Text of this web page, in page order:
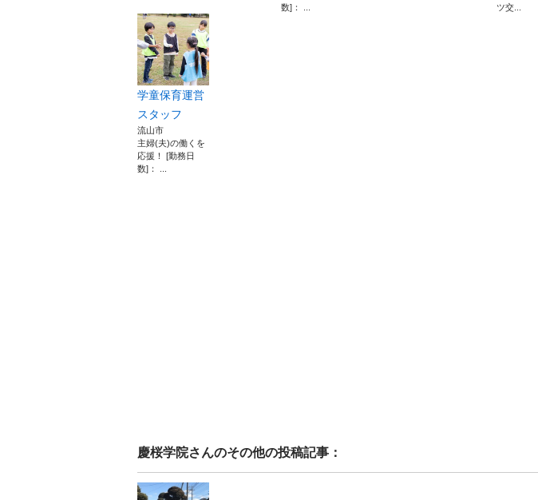
数]： ...
ツ交...
学童保育運営
スタッフ
流山市
主婦(夫)の働くを
応援！ [勤務日
数]： ...
慶桜学院さんのその他の投稿記事：